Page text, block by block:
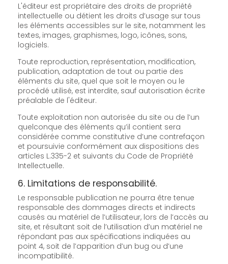
L'éditeur est propriétaire des droits de propriété
intellectuelle ou détient les droits d’usage sur tous
les éléments accessibles sur le site, notamment les
textes, images, graphismes, logo, icônes, sons,
logiciels.
Toute reproduction, représentation, modification,
publication, adaptation de tout ou partie des
éléments du site, quel que soit le moyen ou le
procédé utilisé, est interdite, sauf autorisation écrite
préalable de l'éditeur.
Toute exploitation non autorisée du site ou de l’un
quelconque des éléments qu’il contient sera
considérée comme constitutive d’une contrefaçon
et poursuivie conformément aux dispositions des
articles L.335-2 et suivants du Code de Propriété
Intellectuelle.
6. Limitations de responsabilité.
Le responsable publication ne pourra être tenue
responsable des dommages directs et indirects
causés au matériel de l’utilisateur, lors de l’accès au
site, et résultant soit de l’utilisation d’un matériel ne
répondant pas aux spécifications indiquées au
point 4, soit de l’apparition d’un bug ou d’une
incompatibilité.